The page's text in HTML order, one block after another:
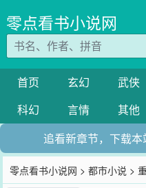
零点看书小说网
首页 玄幻 武侠
科幻
言情 其他
追看新章节，下载
零点看书小说网 >都市小说 >